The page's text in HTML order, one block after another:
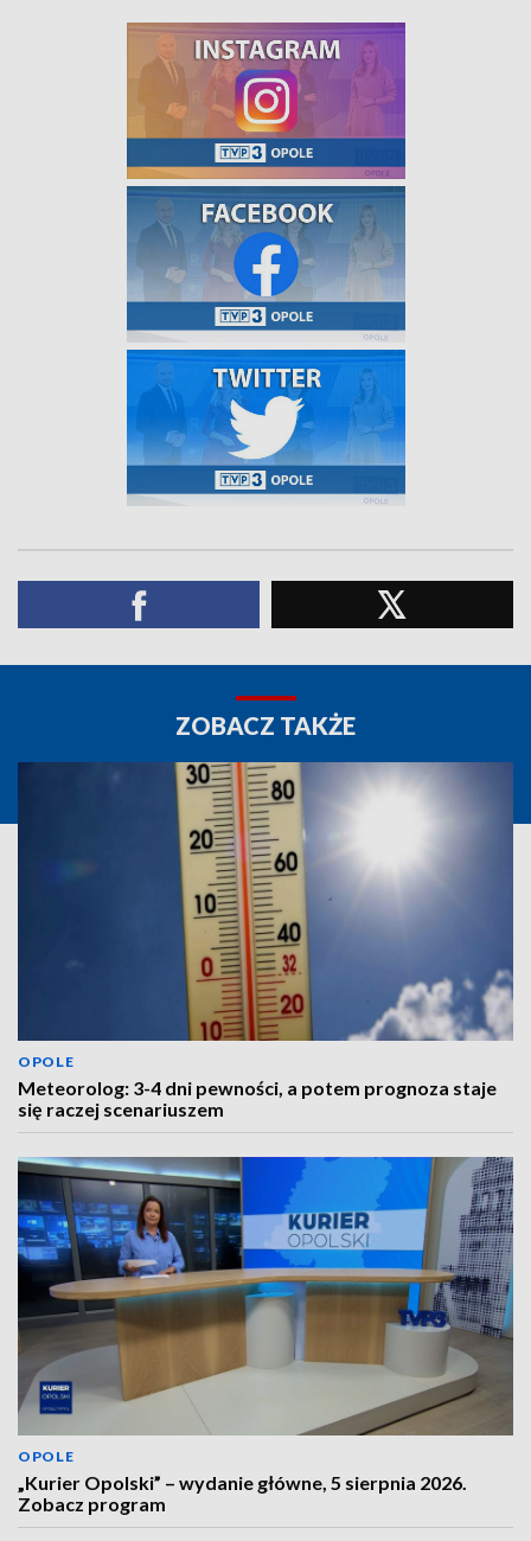
ZOBACZ TAKŻE
OPOLE
Meteorolog: 3-4 dni pewności, a potem prognoza staje
się raczej scenariuszem
OPOLE
„Kurier Opolski” – wydanie główne, 5 sierpnia 2026.
Zobacz program